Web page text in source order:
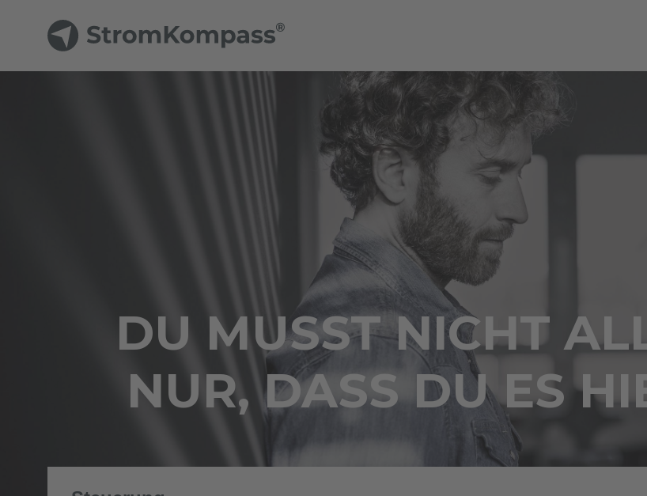
DU MUSST NICHT
NUR, DASS DU ES